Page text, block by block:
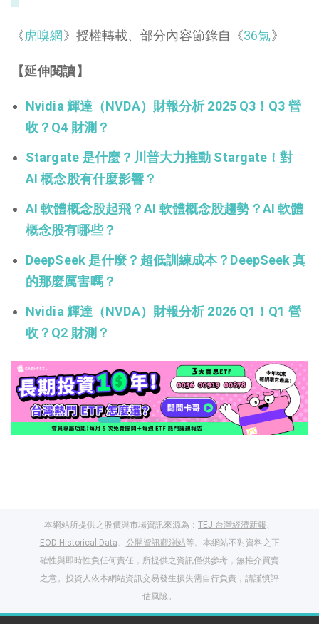
《虎嗅網》授權轉載、部分內容節錄自《36氪》
【延伸閱讀】
Nvidia 輝達（NVDA）財報分析 2025 Q3！Q3 營
收？Q4 財測？
Stargate 是什麼？川普大力推動 Stargate！對
AI 概念股有什麼影響？
AI 軟體概念股起飛？AI 軟體概念股趨勢？AI 軟體
概念股有哪些？
DeepSeek 是什麼？超低訓練成本？DeepSeek 真
的那麼厲害嗎？
Nvidia 輝達（NVDA）財報分析 2026 Q1！Q1 營
收？Q2 財測？
本網站所提供之股價與市場資訊來源為： TEJ 台灣經濟新報、
EOD Historical Data、 公開資訊觀測站等。本網站不對資料之正
確性與即時性負任何責任，所提供之資訊僅供參考，無推介買賣
之意。投資人依本網站資訊交易發生損失需自行負責，請謹慎評
估風險。